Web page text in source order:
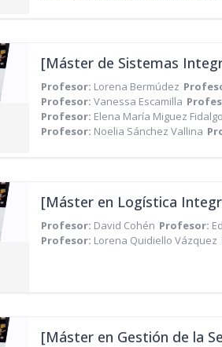
Profesor: Lorena Bermúdez
Profesor: Vanessa Escamilla
Profesor: Elena María Miguez Fidalgo
Profesor: Noelia Sánchez Vallina
[Máster en Logística
Profesor: David Cohén Profesor:
Profesor: Lorena Quidiello Vázquez
[Máster en Gestión de la